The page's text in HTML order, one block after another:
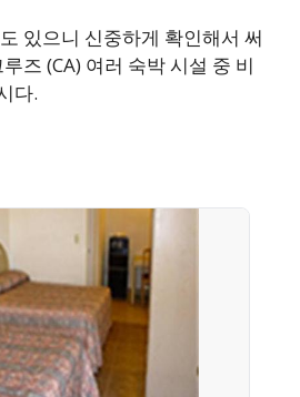
있으니 신중하게 확인해서 써
즈 (CA) 여러 숙박 시설 중 비
다.